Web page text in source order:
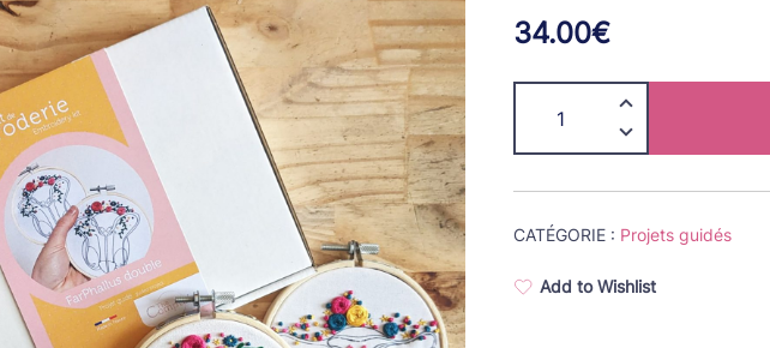
34.00€
quantité
Cuterus
&
Phallus
kit
CATÉGORIE : Projets guidés
Add to Wishlist